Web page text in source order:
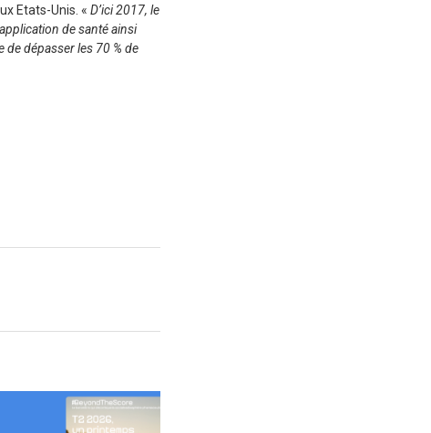
Etats-Unis. « D’ici 2017, le
de santé ainsi
de dépasser les 70 % de